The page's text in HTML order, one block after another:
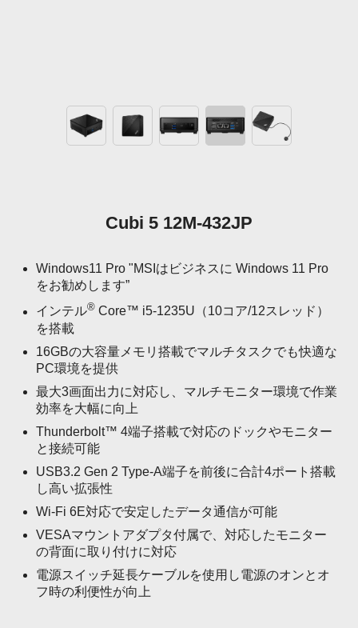
Cubi 5 12M-432JP
Windows11 Pro "MSIはビジネスに Windows 11 Pro
をお勧めします”
インテル® Core™ i5-1235U（10コア/12スレッド）
を搭載
16GBの大容量メモリ搭載でマルチタスクでも快適な
PC環境を提供
最大3画面出力に対応し、マルチモニター環境で作業
効率を大幅に向上
Thunderbolt™ 4端子搭載で対応のドックやモニター
と接続可能
USB3.2 Gen 2 Type-A端子を前後に合計4ポート搭載
し高い拡張性
Wi-Fi 6E対応で安定したデータ通信が可能
VESAマウントアダプタ付属で、対応したモニター
の背面に取り付けに対応
電源スイッチ延長ケーブルを使用し電源のオンとオ
フ時の利便性が向上